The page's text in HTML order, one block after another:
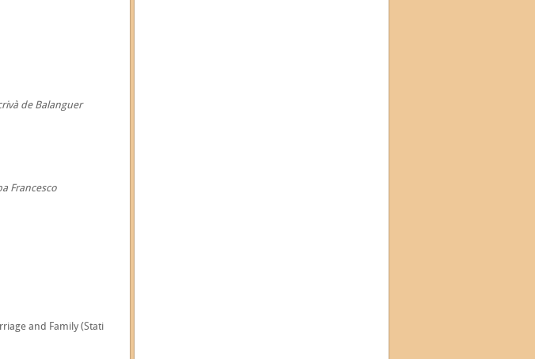
de Balanguer
Francesco
and Family (Stati